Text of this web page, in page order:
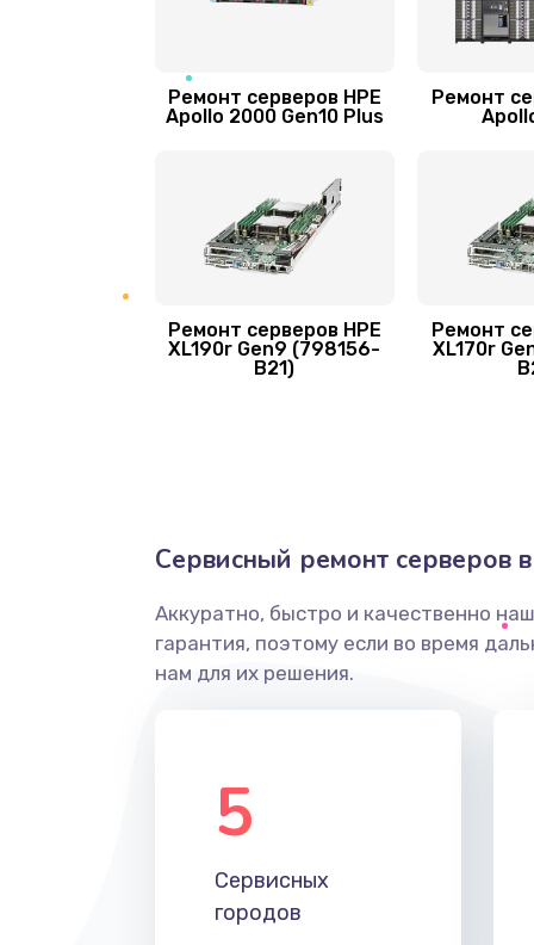
Ремонт серверов HPE
Apollo 2000 Gen10 Plus
Ремонт
Ремонт серверов HPE
XL190r Gen9 (798156-
B21)
Ремонт
XL170r
Сервисный ремонт серверов
Аккуратно, быстро и качественно
гарантия, поэтому если во время
нам для их решения.
5
Сервисных
городов